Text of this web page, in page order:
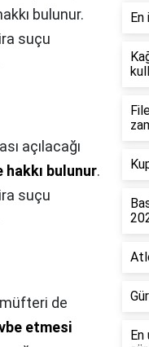
bulunur.
suçu
açılacağı
bulunur.
suçu
de
etmesi